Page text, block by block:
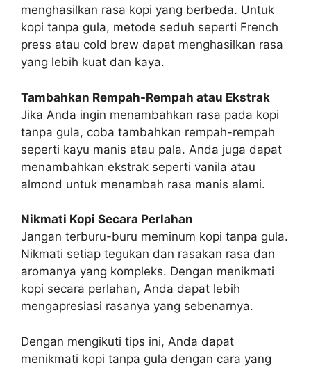
menghasilkan rasa kopi yang berbeda. Untuk
kopi tanpa gula, metode seduh seperti French
press atau cold brew dapat menghasilkan rasa
yang lebih kuat dan kaya.
Tambahkan Rempah-Rempah atau Ekstrak
Jika Anda ingin menambahkan rasa pada kopi
tanpa gula, coba tambahkan rempah-rempah
seperti kayu manis atau pala. Anda juga dapat
menambahkan ekstrak seperti vanila atau
almond untuk menambah rasa manis alami.
Nikmati Kopi Secara Perlahan
Jangan terburu-buru meminum kopi tanpa gula.
Nikmati setiap tegukan dan rasakan rasa dan
aromanya yang kompleks. Dengan menikmati
kopi secara perlahan, Anda dapat lebih
mengapresiasi rasanya yang sebenarnya.
Dengan mengikuti tips ini, Anda dapat
menikmati kopi tanpa gula dengan cara yang